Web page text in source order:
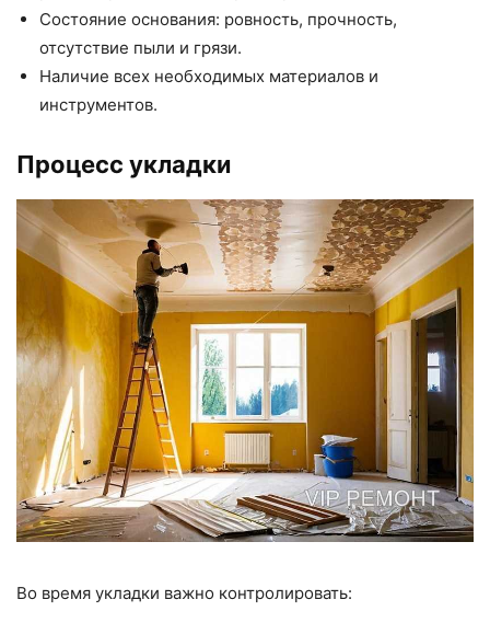
Состояние основания: ровность, прочность,
отсутствие пыли и грязи.
Наличие всех необходимых материалов и
инструментов.
Процесс укладки
Во время укладки важно контролировать: